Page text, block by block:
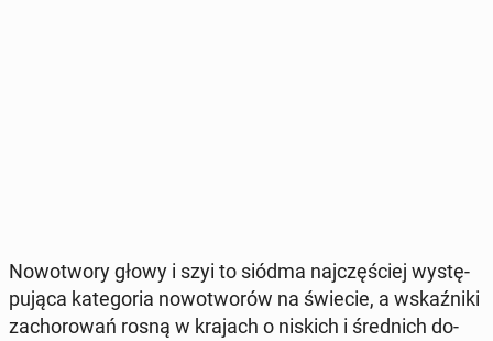
No­wo­two­ry głowy i szyi to siódma naj­czę­ściej wy­stę­
pu­ją­ca ka­te­go­ria no­wo­two­rów na świecie, a wskaź­ni­ki
za­cho­ro­wań rosną w krajach o niskich i śred­nich do­